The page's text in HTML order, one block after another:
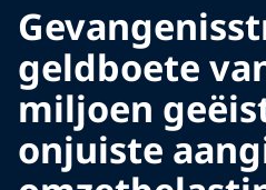
geldboete
miljoen
onjuiste